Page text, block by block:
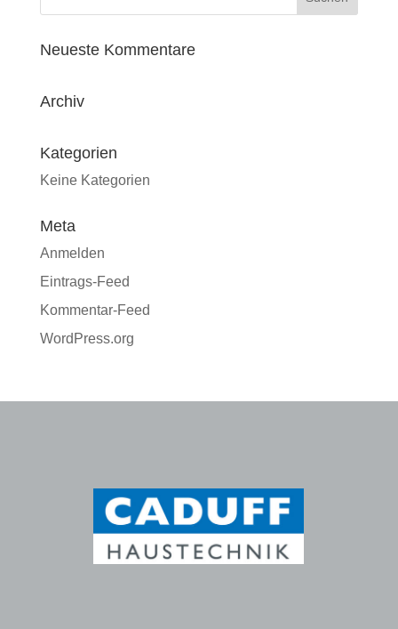
Neueste Kommentare
Archiv
Kategorien
Keine Kategorien
Meta
Anmelden
Eintrags-Feed
Kommentar-Feed
WordPress.org